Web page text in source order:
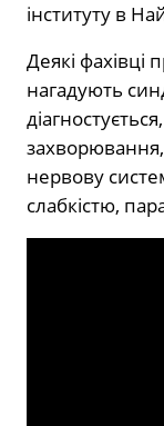
інституту в
Деякі
нагадують
нервову
слабкістю,